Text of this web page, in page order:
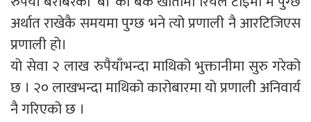
अर्थात राखेकै समयमा पुग्छ भने त्यो प्रणाली नै आरटिजिएस
प्रणाली हो।
यो सेवा २ लाख रुपैयाँभन्दा माथिको भुक्तानीमा सुरु गरेको
छ । २० लाखभन्दा माथिको कारोबारमा यो प्रणाली अनिवार्य
नै गरिएको छ ।